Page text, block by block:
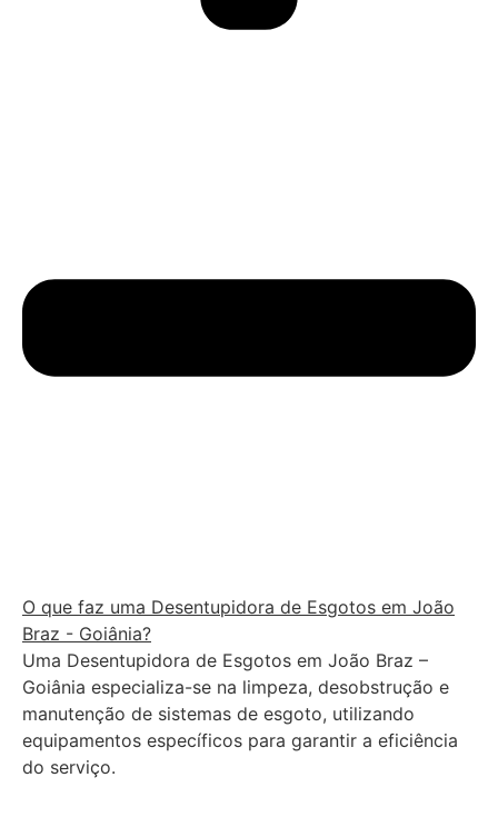
O que faz uma Desentupidora de Esgotos em João
Braz - Goiânia?
Uma Desentupidora de Esgotos em João Braz –
Goiânia especializa-se na limpeza, desobstrução e
manutenção de sistemas de esgoto, utilizando
equipamentos específicos para garantir a eficiência
do serviço.